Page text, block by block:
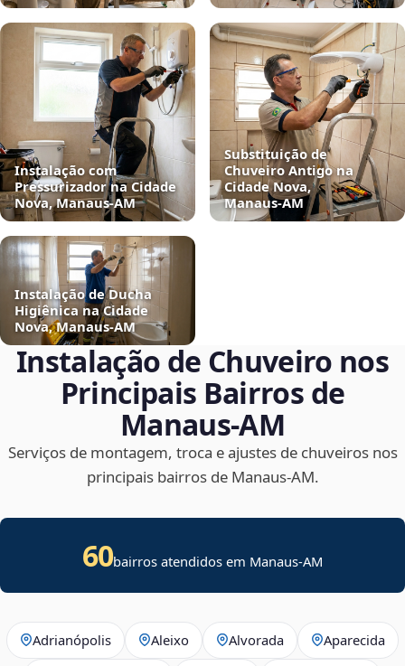
Instalação com
Pressurizador na Cidade
Nova, Manaus‑AM
Substituição de
Chuveiro Antigo na
Cidade Nova,
Manaus‑AM
Instalação de Ducha
Higiênica na Cidade
Nova, Manaus‑AM
Instalação de Chuveiro nos
Principais Bairros de
Manaus‑AM
Serviços de montagem, troca e ajustes de chuveiros nos
principais bairros de Manaus‑AM.
60bairros atendidos em Manaus-AM
Adrianópolis Aleixo Alvorada Aparecida